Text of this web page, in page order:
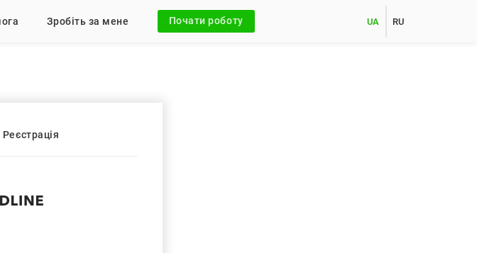
Зробіть за мене Почати роботу UA RU
Реєстрація